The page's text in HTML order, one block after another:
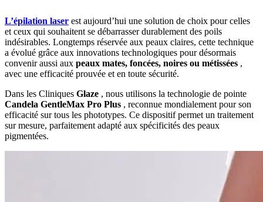
L’épilation laser est aujourd’hui une solution de choix pour celles
et ceux qui souhaitent se débarrasser durablement des poils
indésirables. Longtemps réservée aux peaux claires, cette technique
a évolué grâce aux innovations technologiques pour désormais
convenir aussi aux peaux mates, foncées, noires ou métissées ,
avec une efficacité prouvée et en toute sécurité.
Dans les Cliniques Glaze , nous utilisons la technologie de pointe
Candela GentleMax Pro Plus , reconnue mondialement pour son
efficacité sur tous les phototypes. Ce dispositif permet un traitement
sur mesure, parfaitement adapté aux spécificités des peaux
pigmentées.